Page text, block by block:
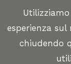
esperienza
chiudendo